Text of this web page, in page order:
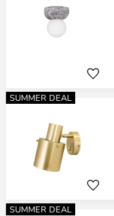
SUMMER DEAL
SUMMER DEAL